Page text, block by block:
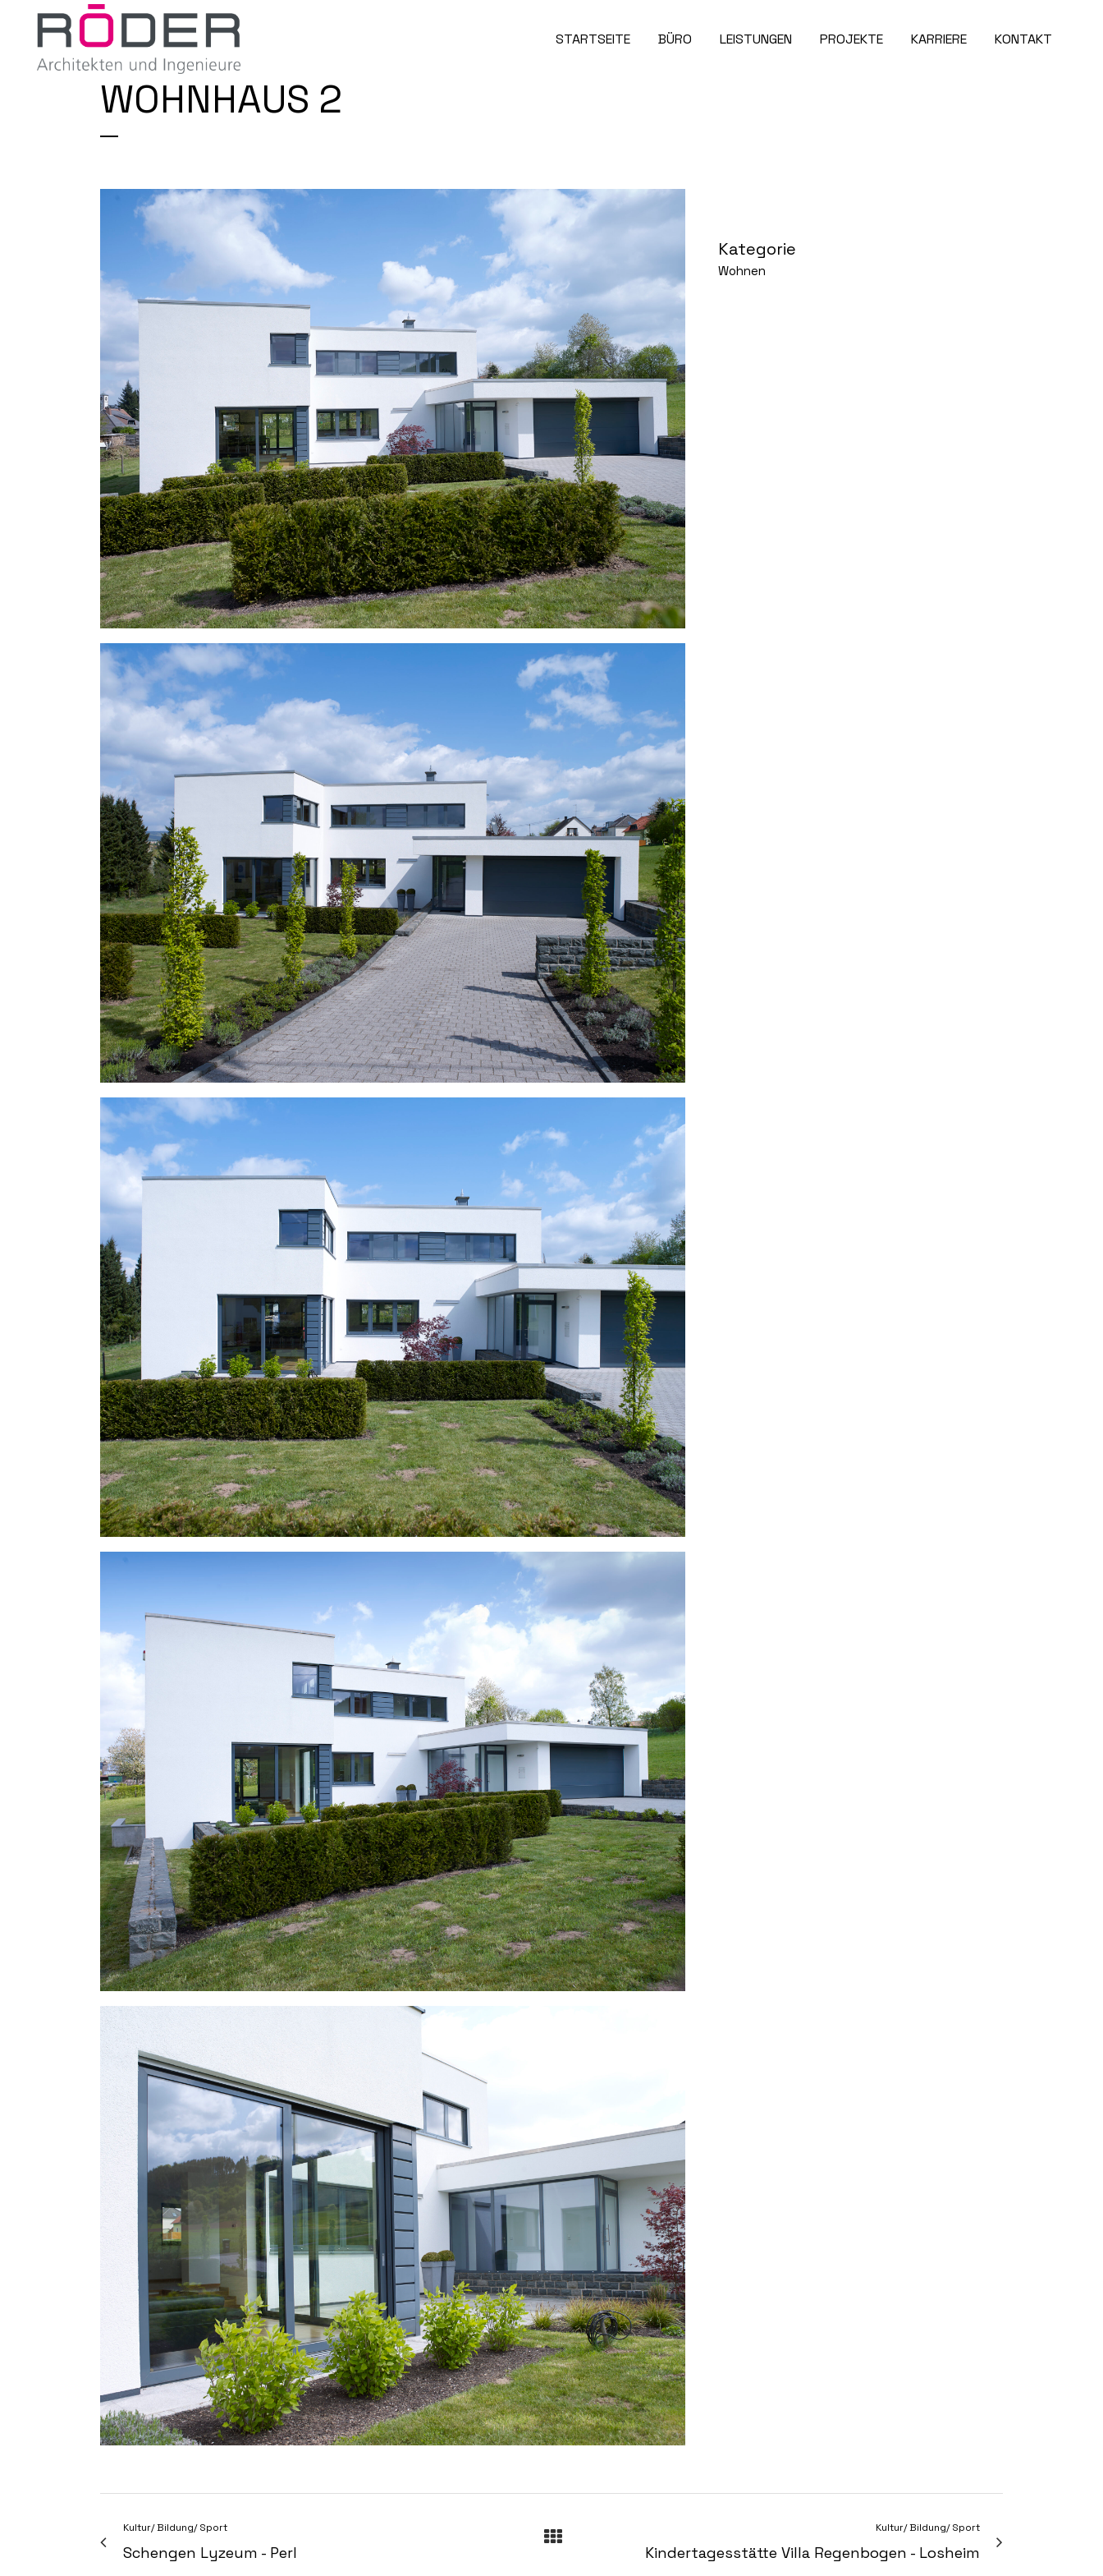
STARTSEITE BÜRO LEISTUNGEN PROJEKTE KARRIERE KONTAKT
WOHNHAUS 2
Kategorie
Wohnen
Kultur/ Bildung/ Sport
Schengen Lyzeum - Perl
Kultur/ Bildung/ Sport
Kindertagesstätte Villa Regenbogen - Losheim